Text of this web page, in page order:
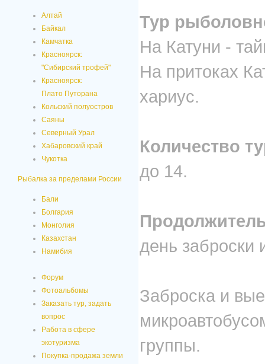
Алтай
Байкал
Камчатка
Красноярск:
"Сибирский трофей"
Красноярск:
Плато Путорана
Кольский полуостров
Саяны
Северный Урал
Хабаровский край
Чукотка
Рыбалка за пределами России
Бали
Болгария
Монголия
Казахстан
Намибия
Форум
Фотоальбомы
Заказать тур, задать
вопрос
Работа в сфере
экотуризма
Покупка-продажа земли
Тур
На Катуни -
На притоках
хариус.
Количество
до 14.
день заброски
Заброска и
группы.